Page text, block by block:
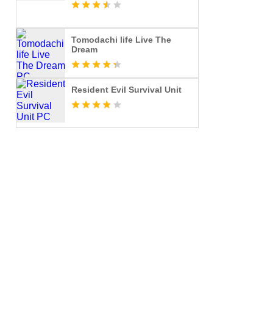
Tomodachi life Live The
Dream
Resident Evil Survival Unit